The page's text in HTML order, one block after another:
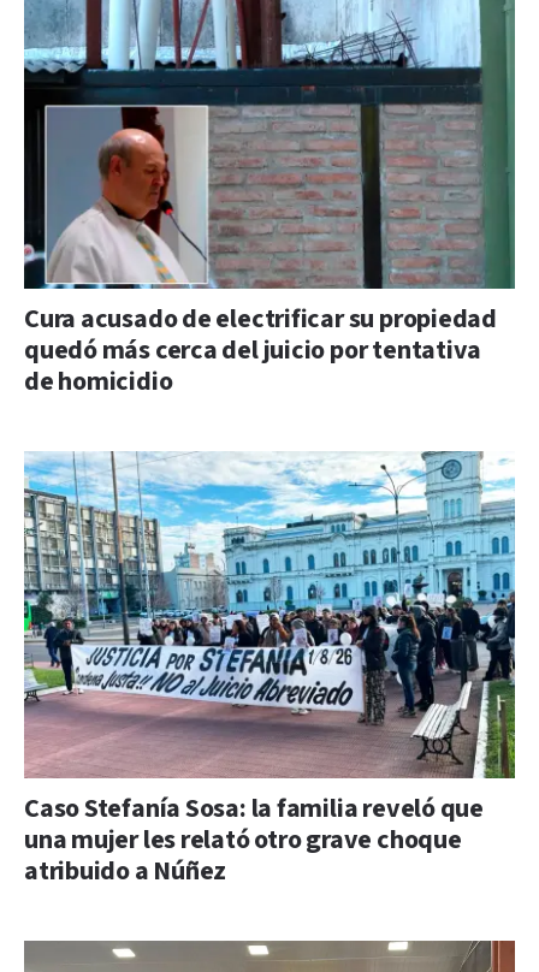
Cura acusado de electrificar su propiedad
quedó más cerca del juicio por tentativa
de homicidio
Caso Stefanía Sosa: la familia reveló que
una mujer les relató otro grave choque
atribuido a Núñez